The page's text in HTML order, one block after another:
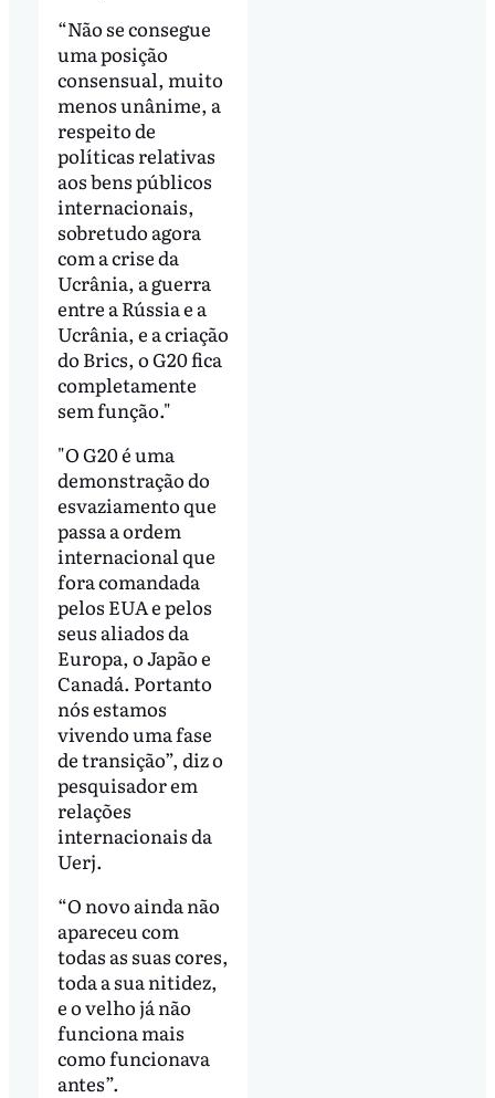
“Não se consegue
uma posição
consensual, muito
menos unânime, a
respeito de
políticas relativas
aos bens públicos
internacionais,
sobretudo agora
com a crise da
Ucrânia, a guerra
entre a Rússia e a
Ucrânia, e a criação
do Brics, o G20 fica
completamente
sem função."
"O G20 é uma
demonstração do
esvaziamento que
passa a ordem
internacional que
fora comandada
pelos EUA e pelos
seus aliados da
Europa, o Japão e
Canadá. Portanto
nós estamos
vivendo uma fase
de transição”, diz o
pesquisador em
relações
internacionais da
Uerj.
“O novo ainda não
apareceu com
todas as suas cores,
toda a sua nitidez,
e o velho já não
funciona mais
como funcionava
antes”.